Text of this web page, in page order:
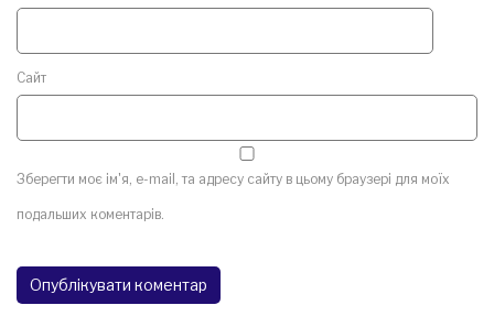
Сайт
Зберегти моє ім'я, e-mail, та адресу сайту в цьому браузері для моїх
подальших коментарів.